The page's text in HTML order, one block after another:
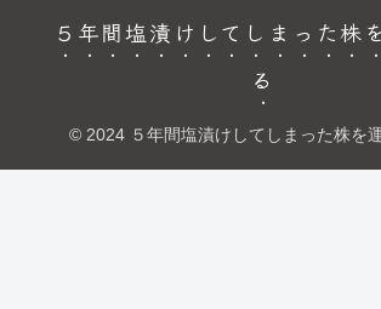
５年間塩漬けしてしまった株
る
© 2024 ５年間塩漬けしてしまった株を